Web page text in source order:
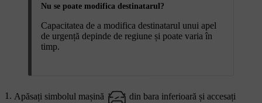
Nu se poate modifica destinatarul?
Capacitatea de a modifica destinatarul unui apel
de urgență depinde de regiune și poate varia în
timp.
Apăsați simbolul mașină
din bara inferioară și accesați